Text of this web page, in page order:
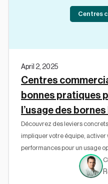
Centres
April 2, 2025
Centres
bonnes pratiques
l’usage des bornes
Découvrez des leviers
impliquer votre équipe, activer
performances pour un usage